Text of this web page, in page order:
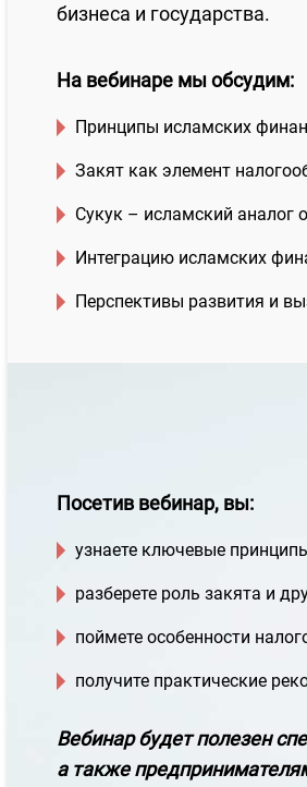
бизнеса и государства.
На вебинаре мы обсудим:
Принципы исламских
Закят как элемент
Сукук – исламский аналог
Интеграцию исламских
Перспективы развития и
Посетив вебинар, вы:
узнаете ключевые
разберете роль закята и
поймете особенности
получите практические
Вебинар будет полезен
а также